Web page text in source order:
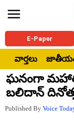
E-Paper
వార్తలు
ఘనంగా
బలిదాన్
Published By Voice